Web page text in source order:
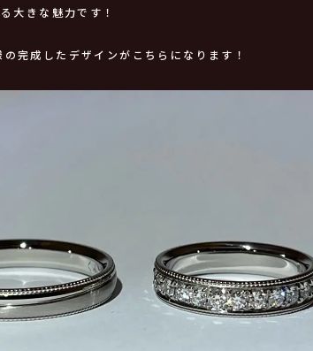
大きな魅力です！
完成したデザインがこちらになります！